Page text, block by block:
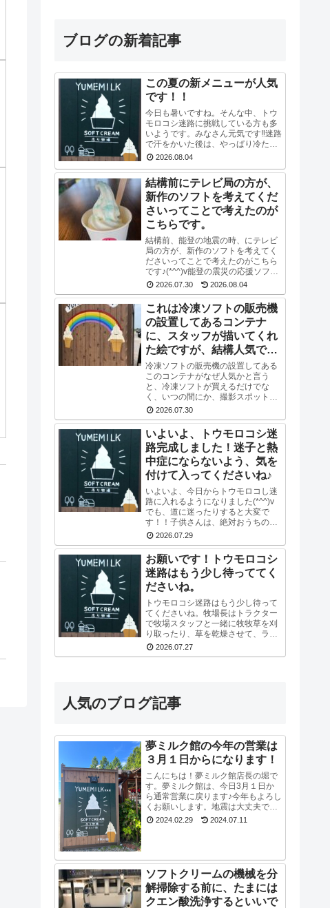
ブログの新着記事
この夏の新メニューが人気
です！！
今日も暑いですね。そんな中、トウ
モロコシ迷路に挑戦している方も多
いようです。みなさん元気です‼迷路
で汗をかいた後は、やっぱり冷たい
ソフトや牛乳ですね！新発売の「シ
が只今人気ですぐに売り切れてしま
います。見かけ...
2026.08.04
結構前にテレビ局の方が、
新作のソフトを考えてくだ
さいってことで考えたのが
こちらです。
結構前、能登の地震の時、にテレビ
局の方が、新作のソフトを考えてく
ださいってことで考えたのがこちら
です♪(*^^)v能登の震災の応援ソフト
ということで考えたので、輪島のお
塩とジュエリーシュガーを使い、海
をイメージした水色のスマイルソフ
トを作り...
2026.07.30 2026.08.04
これは冷凍ソフトの販売機
の設置してあるコンテナ
に、スタッフが描いてくれ
た絵ですが、結構人気です
(*^^)v
冷凍ソフトの販売機の設置してある
このコンテナがなぜ人気かと言う
と、冷凍ソフトが買えるだけでな
く、いつの間にか、撮影スポットに
なってるんですね♪SNSの投稿で
も、この前で撮った写真を載せてる
方多数です(^-^) かわいい写真が撮
れますよ♪冷凍...
2026.07.30
いよいよ、トウモロコシ迷
路完成しました！迷子と熱
中症にならないよう、気を
付けて入ってくださいね♪
いよいよ、今日からトウモロコし迷
路に入れるようになりました(*^^)v
でも、道に迷ったりすると大変で
す！！子供さんは、絶対おうちの方
と一緒に入ってくださいね！！おう
ちの方は、子供さんだけで迷路には
いかせないでくださいね！！よろし
くおねがいし...
2026.07.29
お願いです！トウモロコシ
迷路はもう少し待っててく
ださいね。
トウモロコシ迷路はもう少し待って
てくださいね。牧場長はトラクター
で牧場スタッフと一緒に牧牧草を刈
り取ったり、草を乾燥させて、ラッ
ピングしてロールにしたりと牛たち
の餌づくりも同時にやっているの
2026.07.27
人気のブログ記事
夢ミルク館の今年の営業は
３月１日からになります！
こんにちは！夢ミルク館店長の堀で
す。夢ミルク館は、今日3月１日か
ら通常営業に戻ります♪今年もよろし
くお願いします。地震は大丈夫でし
たか？河北潟干拓地では断水が続い
2024.02.29 2024.07.11
ソフトクリームの機械を分
解掃除する前に、たまには
クエン酸洗浄するといいで